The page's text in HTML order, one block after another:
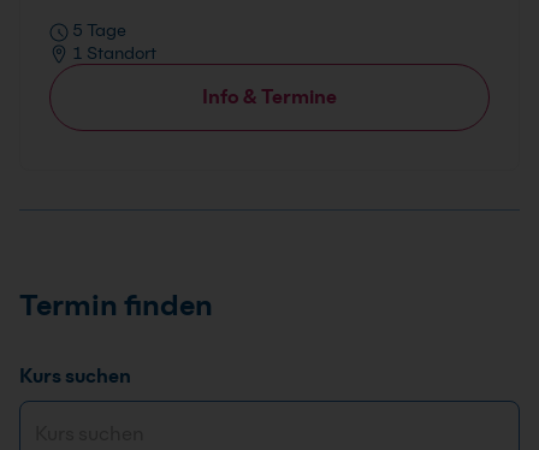
5 Tage
1 Standort
Info & Termine
Termin finden
Kurs suchen